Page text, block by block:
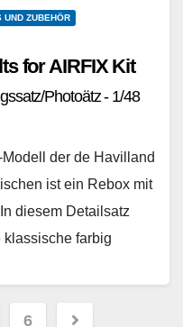
UND ZUBEHÖR
for AIRFIX Kit
Photoätz - 1/48
der de Havilland
ist ein Rebox mit
diesem Detailsatz
farbig
6